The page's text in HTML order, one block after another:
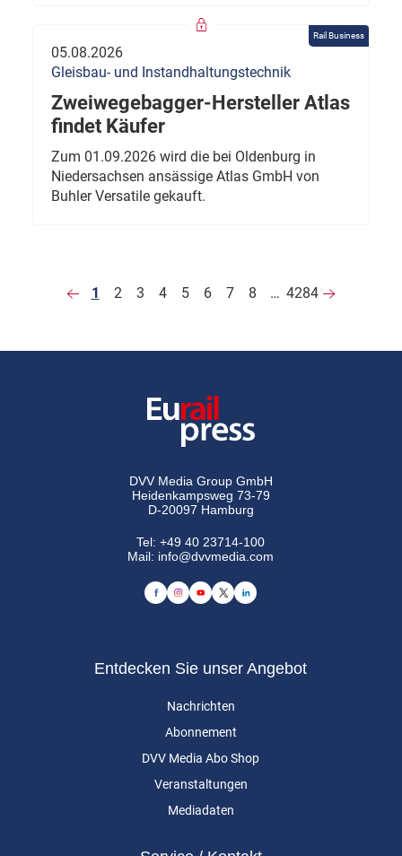
Rail Business
05.08.2026
Gleisbau- und Instandhaltungstechnik
Zweiwegebagger-Hersteller Atlas
findet Käufer
Zum 01.09.2026 wird die bei Oldenburg in
Niedersachsen ansässige Atlas GmbH von
Buhler Versatile gekauft.
1 2 3 4 5 6 7 8 … 4284
DVV Media Group GmbH
Heidenkampsweg 73-79
D-20097 Hamburg
Tel:+49 40 23714-100
Mail: info@dvvmedia.com
Entdecken Sie unser Angebot
Nachrichten
Abonnement
DVV Media Abo Shop
Veranstaltungen
Mediadaten